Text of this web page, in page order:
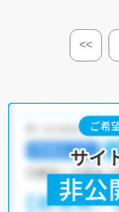
<<